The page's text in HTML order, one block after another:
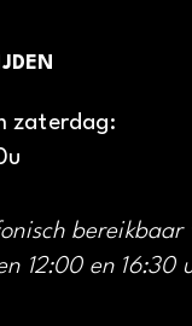
zaterdag:
12:00 en 16:30